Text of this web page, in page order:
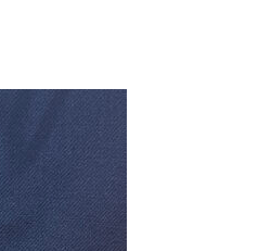
Email